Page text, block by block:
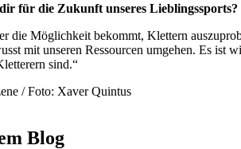
für die Zukunft unseres Lieblingssports?
die Möglichkeit bekommt, Klettern
mit unseren Ressourcen umgehen. Es
sind.“
/ Foto: Xaver Quintus
Blog